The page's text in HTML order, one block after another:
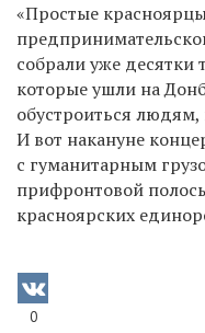
«Простые
собрали уже
которые ушли на
обустроиться людям,
И вот накануне
с гуманитарным
прифронтовой
красноярских
0